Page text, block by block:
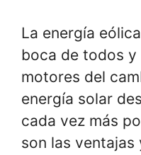
La energía
boca de todos y
motores del
energía solar
cada vez más
son las ventajas